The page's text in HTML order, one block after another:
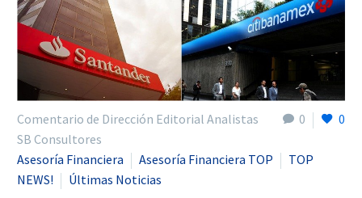
0 0
Comentario de Dirección Editorial Analistas
SB Consultores
Asesoría Financiera
Asesoría Financiera TOP
TOP
NEWS!
Últimas Noticias